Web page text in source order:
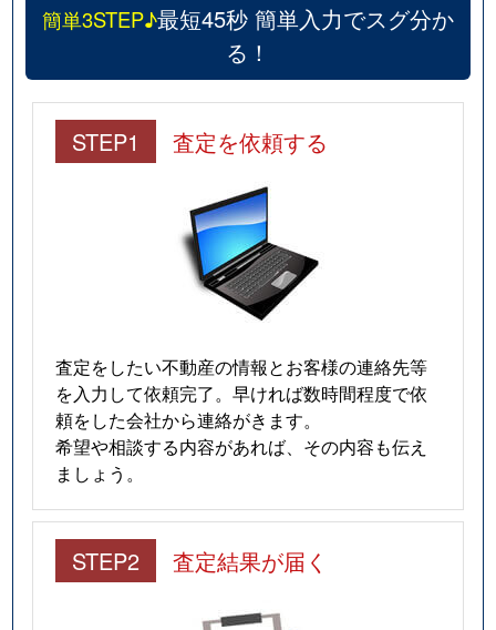
簡単3STEP♪最短45秒 簡単入力でスグ分か
る！
STEP1 査定を依頼する
査定をしたい不動産の情報とお客様の連絡先等
を入力して依頼完了。早ければ数時間程度で依
頼をした会社から連絡がきます。
希望や相談する内容があれば、その内容も伝え
ましょう。
STEP2 査定結果が届く